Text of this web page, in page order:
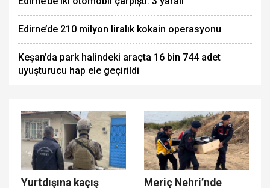
Edirne’de 210 milyon liralık kokain operasyonu
Keşan’da park halindeki araçta 16 bin 744 adet
uyuşturucu hap ele geçirildi
Yurtdışına kaçış
Meriç Nehri’nde